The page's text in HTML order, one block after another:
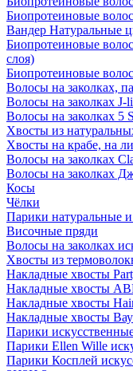
Биопротеиновые
Вандер Натуральные
Биопротеиновые
слоя)
Биопротеиновые
Волосы на заколках,
Волосы на заколках J-
Волосы на заколках 5
Хвосты из
Хвосты на крабе, на
Волосы на заколках
Волосы на заколках
Косы
Чёлки
Парики натуральные и
Височные пряди
Волосы на заколках
Хвосты из
Накладные хвосты
Накладные хвосты
Накладные хвосты
Накладные хвосты
Парики
Парики Ellen Wille
Парики Косплей